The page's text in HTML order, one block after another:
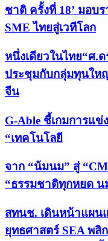
ชาติ ครั้งที่ 18’ มอบ
SME ไทยสู่เวทีโลก
หนึ่งเดียวในไทย“ศ.
ประชุมกับกลุ่มทุนใ
จีน
G-Able ชี้เกมการแ
“เทคโนโลยี
จาก “น้มนม” สู่
“ธรรมชาติทุกหยด
สทนช. เดินหน้าแผน
ยุทธศาสตร์ SEA พลิ